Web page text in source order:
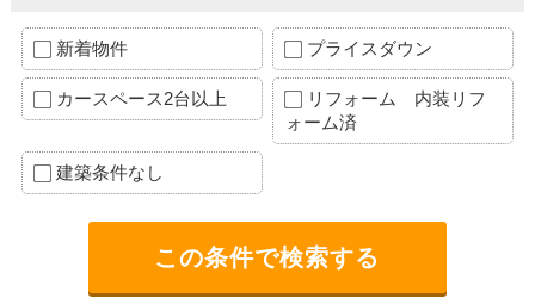
新着物件 プライスダウン
カースペース2台以上
リフォーム 内装リフ
ォーム済
建築条件なし